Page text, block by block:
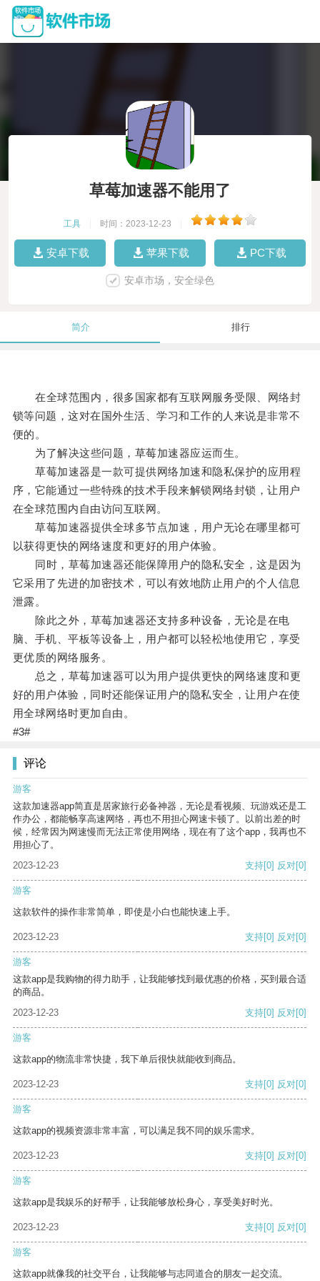
草莓加速器不能用了
工具 时间：2023-12-23
安卓下载 苹果下载 PC下载
安卓市场，安全绿色
简介 排行
在全球范围内，很多国家都有互联网服务受限、网络封
锁等问题，这对在国外生活、学习和工作的人来说是非常不
便的。
为了解决这些问题，草莓加速器应运而生。
草莓加速器是一款可提供网络加速和隐私保护的应用程
序，它能通过一些特殊的技术手段来解锁网络封锁，让用户
在全球范围内自由访问互联网。
草莓加速器提供全球多节点加速，用户无论在哪里都可
以获得更快的网络速度和更好的用户体验。
同时，草莓加速器还能保障用户的隐私安全，这是因为
它采用了先进的加密技术，可以有效地防止用户的个人信息
泄露。
除此之外，草莓加速器还支持多种设备，无论是在电
脑、手机、平板等设备上，用户都可以轻松地使用它，享受
更优质的网络服务。
总之，草莓加速器可以为用户提供更快的网络速度和更
好的用户体验，同时还能保证用户的隐私安全，让用户在使
用全球网络时更加自由。
#3#
评论
游客
这款加速器app简直是居家旅行必备神器，无论是看视频、玩游戏还是工
作办公，都能畅享高速网络，再也不用担心网速卡顿了。以前出差的时
候，经常因为网速慢而无法正常使用网络，现在有了这个app，我再也不
用担心了。
2023-12-23
支持[0] 反对[0]
游客
这款软件的操作非常简单，即使是小白也能快速上手。
2023-12-23 支持[0] 反对[0]
游客
这款app是我购物的得力助手，让我能够找到最优惠的价格，买到最合适
的商品。
2023-12-23
支持[0] 反对[0]
游客
这款app的物流非常快捷，我下单后很快就能收到商品。
2023-12-23 支持[0] 反对[0]
游客
这款app的视频资源非常丰富，可以满足我不同的娱乐需求。
2023-12-23 支持[0] 反对[0]
游客
这款app是我娱乐的好帮手，让我能够放松身心，享受美好时光。
2023-12-23 支持[0] 反对[0]
游客
这款app就像我的社交平台，让我能够与志同道合的朋友一起交流。